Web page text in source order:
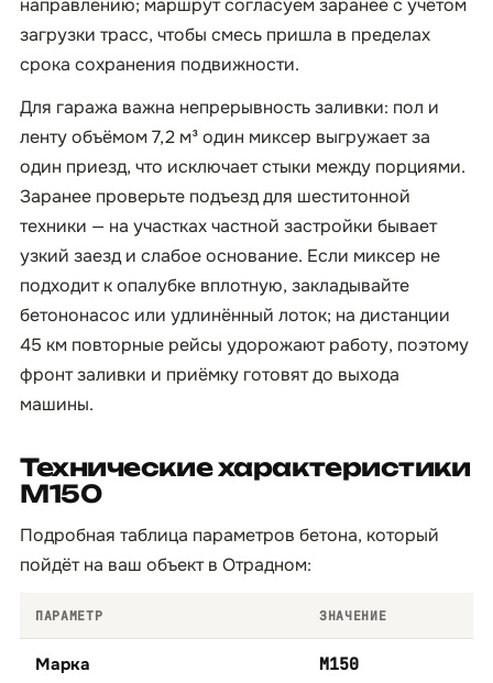
направлению; маршрут согласуем заранее с учётом
загрузки трасс, чтобы смесь пришла в пределах
срока сохранения подвижности.
Для гаража важна непрерывность заливки: пол и
ленту объёмом 7,2 м³ один миксер выгружает за
один приезд, что исключает стыки между порциями.
Заранее проверьте подъезд для шеститонной
техники — на участках частной застройки бывает
узкий заезд и слабое основание. Если миксер не
подходит к опалубке вплотную, закладывайте
бетононасос или удлинённый лоток; на дистанции
45 км повторные рейсы удорожают работу, поэтому
фронт заливки и приёмку готовят до выхода
машины.
Технические характеристики
М150
Подробная таблица параметров бетона, который
пойдёт на ваш объект в Отрадном:
ПАРАМЕТР ЗНАЧЕНИЕ
Марка М150